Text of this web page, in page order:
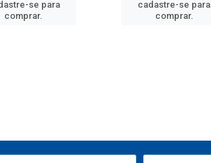
se para
comprar.
cadastre-se para
comprar.